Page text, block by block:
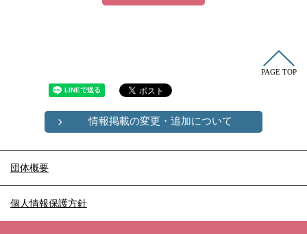
PAGE TOP
情報掲載の変更・追加について
団体概要
個人情報保護方針